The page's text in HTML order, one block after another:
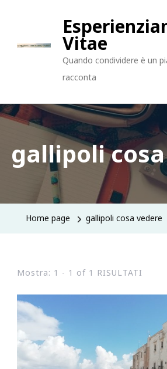
Vitae
Quando condividere è un
racconta
gallipoli
Home page gallipoli cosa vedere
Mostra: 1 - 1 of 1 RISULTATI